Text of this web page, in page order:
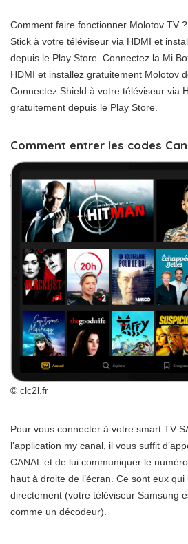
Comment faire fonctionner Molotov TV
Stick à votre téléviseur via HDMI et
depuis le Play Store. Connectez la Mi
HDMI et installez gratuitement Molotov
Connectez Shield à votre téléviseur via
gratuitement depuis le Play Store.
Comment entrer les codes
© clc2l.fr
Pour vous connecter à votre smart TV
l’application my canal, il vous suffit
CANAL et de lui communiquer le
haut à droite de l’écran. Ce sont eux
directement (votre téléviseur Samsung
comme un décodeur).